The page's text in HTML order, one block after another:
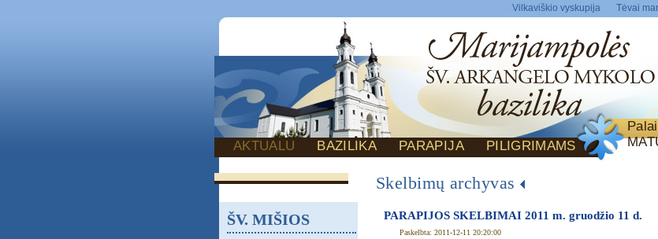
Vilkaviškio vyskupija Tėvai
AKTUALU BAZILIKA PARAPIJA PILIGRIMAMS
Skelbimų archyvas
PARAPIJOS SKELBIMAI 2011 m. gruodžio 11 d.
Paskelbta: 2011-12-11 20:20:00
ŠV. MIŠIOS